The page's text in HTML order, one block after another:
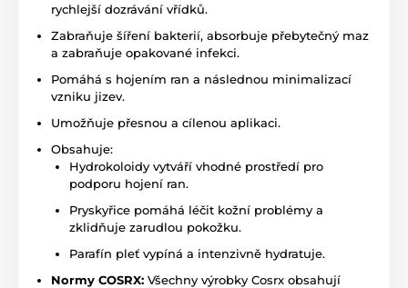
rychlejší dozrávání vřídků.
Zabraňuje šíření bakterií, absorbuje přebytečný maz
a zabraňuje opakované infekci.
Pomáhá s hojením ran a následnou minimalizací
vzniku jizev.
Umožňuje přesnou a cílenou aplikaci.
Obsahuje:
Hydrokoloidy vytváří vhodné prostředí pro
podporu hojení ran.
Pryskyřice pomáhá léčit kožní problémy a
zklidňuje zarudlou pokožku.
Parafín pleť vypíná a intenzivně hydratuje.
Normy COSRX: Všechny výrobky Cosrx obsahují